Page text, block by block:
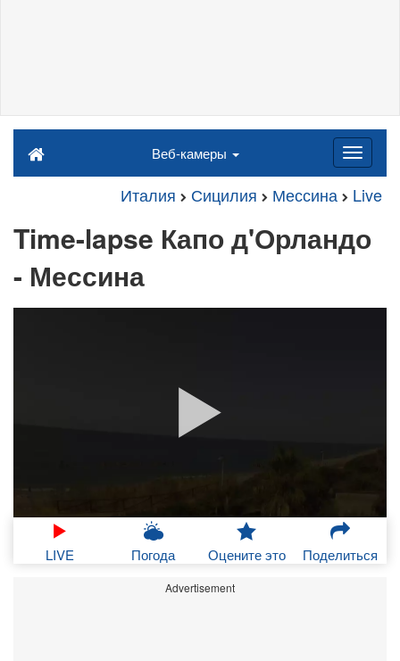
Веб-камеры
Италия Сицилия Мессина Live
Time-lapse Капо д'Орландо
- Мессина
LIVE Погода Оцените это Поделиться
Advertisement